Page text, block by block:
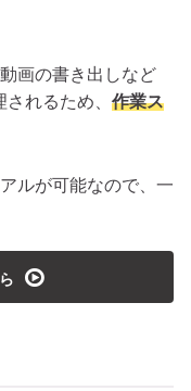
画の書き出しなど
れるため、 作業ス
ルが可能なので、一
playmedia